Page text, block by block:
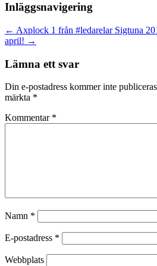
Inläggsnavigering
← Axplock 1 från #ledarelar Sigtuna
april! →
Lämna ett svar
Din e-postadress kommer inte
märkta *
Kommentar *
Namn *
E-postadress *
Webbplats